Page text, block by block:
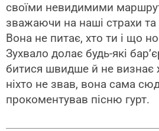
своїми невидимими
зважаючи на наші страхи
Вона не питає, хто ти і що
Зухвало долає будь-які
битися швидше й не визнає
ніхто не звав, вона сама
прокоментував пісню гурт.